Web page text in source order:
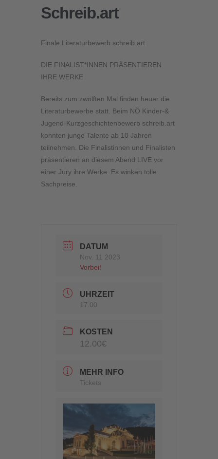
Schreib.art
Finale Literaturbewerb schreib.art
DIE FINALIST*INNEN PRÄSENTIEREN
IHRE WERKE
Bereits zum zwölften Mal finden heuer die
Literaturbewerbe statt. Beim NÖ Kinder-&
Jugend-Kurzgeschichtenbewerb schreib.art
konnten junge Talente ab 10 Jahren
teilnehmen. Die Finalistinnen und Finalisten
präsentieren an diesem Abend LIVE vor
einer Jury ihre Werke. Es winken tolle
Sachpreise.
DATUM
Nov. 11 2023
Vorbei!
UHRZEIT
17:00
KOSTEN
12.00€
MEHR INFO
Tickets